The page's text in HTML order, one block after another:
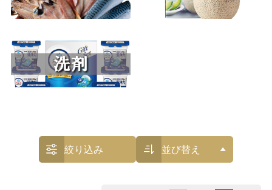
絞り込み 並び替え